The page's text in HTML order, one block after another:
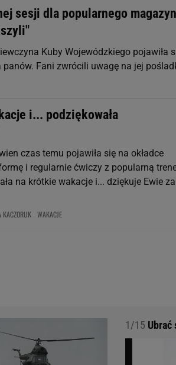
sesji dla popularnego
Kuby Wojewódzkiego pojawiła
Fani zwrócili uwagę na jej
i... podziękowała
czas temu pojawiła się na okładce
i regularnie ćwiczy z popularną
na krótkie wakacje i... dziękuje Ewie za
KACZORUK WAKACJE
1/15 Ubrać